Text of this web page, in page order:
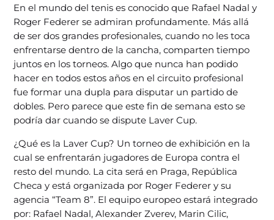
En el mundo del tenis es conocido que Rafael Nadal y
Roger Federer se admiran profundamente. Más allá
de ser dos grandes profesionales, cuando no les toca
enfrentarse dentro de la cancha, comparten tiempo
juntos en los torneos. Algo que nunca han podido
hacer en todos estos años en el circuito profesional
fue formar una dupla para disputar un partido de
dobles. Pero parece que este fin de semana esto se
podría dar cuando se dispute Laver Cup.
¿Qué es la Laver Cup? Un torneo de exhibición en la
cual se enfrentarán jugadores de Europa contra el
resto del mundo. La cita será en Praga, República
Checa y está organizada por Roger Federer y su
agencia “Team 8”. El equipo europeo estará integrado
por: Rafael Nadal, Alexander Zverev, Marin Cilic,